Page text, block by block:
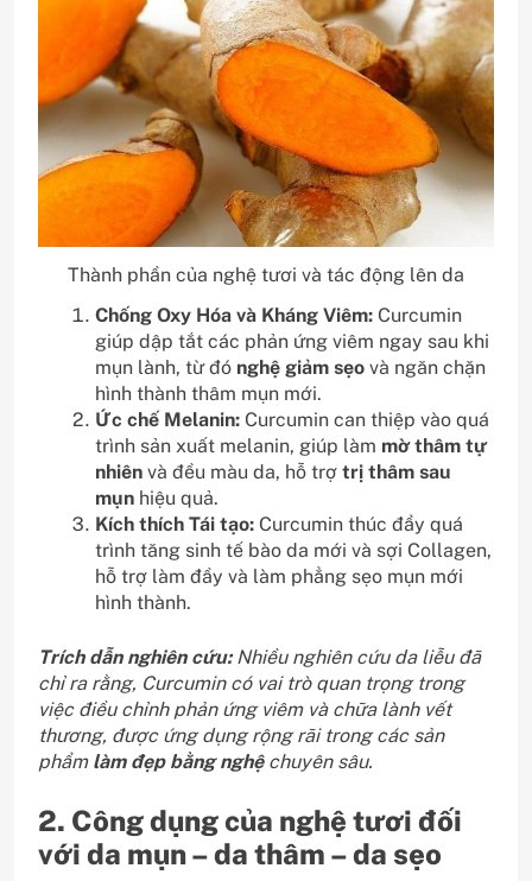
Thành phần của nghệ tươi và tác động lên da
Chống Oxy Hóa và Kháng Viêm: Curcumin
giúp dập tắt các phản ứng viêm ngay sau khi
mụn lành, từ đó nghệ giảm sẹo và ngăn chặn
hình thành thâm mụn mới.
Ức chế Melanin: Curcumin can thiệp vào quá
trình sản xuất melanin, giúp làm mờ thâm tự
nhiên và đều màu da, hỗ trợ trị thâm sau
mụn hiệu quả.
Kích thích Tái tạo: Curcumin thúc đẩy quá
trình tăng sinh tế bào da mới và sợi Collagen,
hỗ trợ làm đầy và làm phẳng sẹo mụn mới
hình thành.
Trích dẫn nghiên cứu: Nhiều nghiên cứu da liễu đã
chỉ ra rằng, Curcumin có vai trò quan trọng trong
việc điều chỉnh phản ứng viêm và chữa lành vết
thương, được ứng dụng rộng rãi trong các sản
phẩm làm đẹp bằng nghệchuyên sâu.
2. Công dụng của nghệ tươi đối
với da mụn – da thâm – da sẹo